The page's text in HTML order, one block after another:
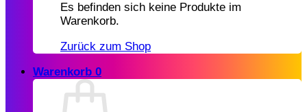
Es befinden sich keine Produkte im
Warenkorb.
Zurück zum Shop
Warenkorb 0